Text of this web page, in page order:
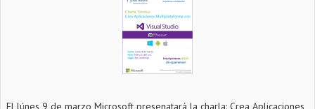
El lúnes 9 de marzo Microsoft presenatará la charla: Crea Aplicaciones